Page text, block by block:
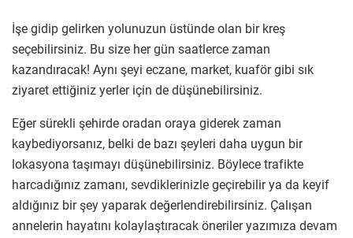
İşe gidip gelirken yolunuzun üstünde olan bir kreş
seçebilirsiniz. Bu size her gün saatlerce zaman
kazandıracak! Aynı şeyi eczane, market, kuaför gibi sık
ziyaret ettiğiniz yerler için de düşünebilirsiniz.
Eğer sürekli şehirde oradan oraya giderek zaman
kaybediyorsanız, belki de bazı şeyleri daha uygun bir
lokasyona taşımayı düşünebilirsiniz. Böylece trafikte
harcadığınız zamanı, sevdiklerinizle geçirebilir ya da keyif
aldığınız bir şey yaparak değerlendirebilirsiniz. Çalışan
annelerin hayatını kolaylaştıracak öneriler yazımıza devam